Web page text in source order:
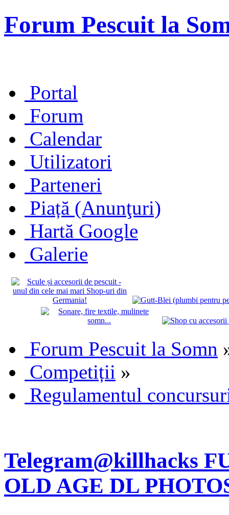
Forum Pescuit la
Portal
Forum
Calendar
Utilizatori
Parteneri
Piață (Anunţuri)
Hartă Google
Galerie
Forum Pescuit la Somn
Competiții »
Regulamentul
Telegram@killhacks
OLD AGE DL